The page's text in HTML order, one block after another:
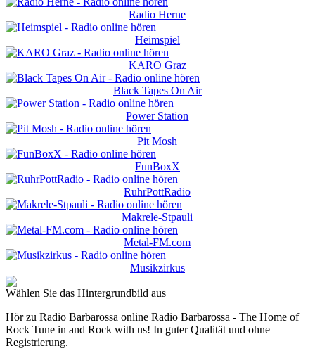
Radio Herne
Heimspiel
KARO Graz
Black Tapes On Air
Power Station
Pit Mosh
FunBoxX
RuhrPottRadio
Makrele-Stpauli
Metal-FM.com
Musikzirkus
Wählen Sie das Hintergrundbild aus
Hör zu Radio Barbarossa online Radio Barbarossa - The Home of
Rock Tune in and Rock with us! In guter Qualität und ohne
Registrierung.